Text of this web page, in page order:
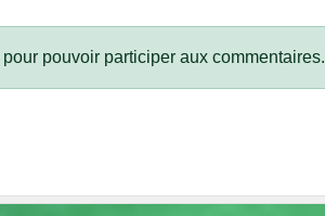
pour pouvoir participer aux commentaires.